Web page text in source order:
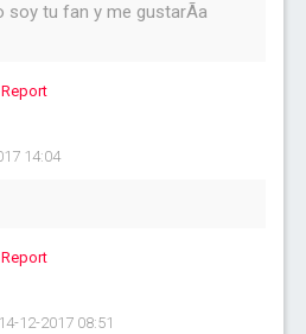
tu fan y me gustarÃ­a
Report
14:04
Report
14-12-2017 08:51